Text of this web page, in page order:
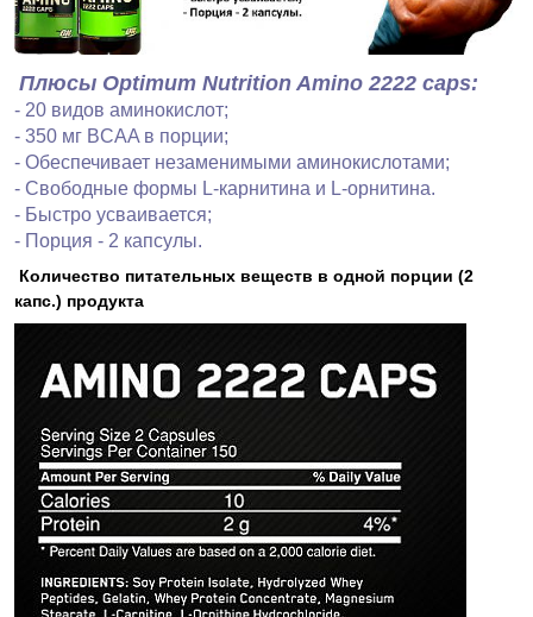
Плюсы Optimum Nutrition Amino 2222 caps:
- 20 видов аминокислот;
- 350 мг BCAA в порции;
- Обеспечивает незаменимыми аминокислотами;
- Свободные формы L-карнитина и L-орнитина.
- Быстро усваивается;
- Порция - 2 капсулы.
Количество питательных веществ в одной порции (2
капс.) продукта